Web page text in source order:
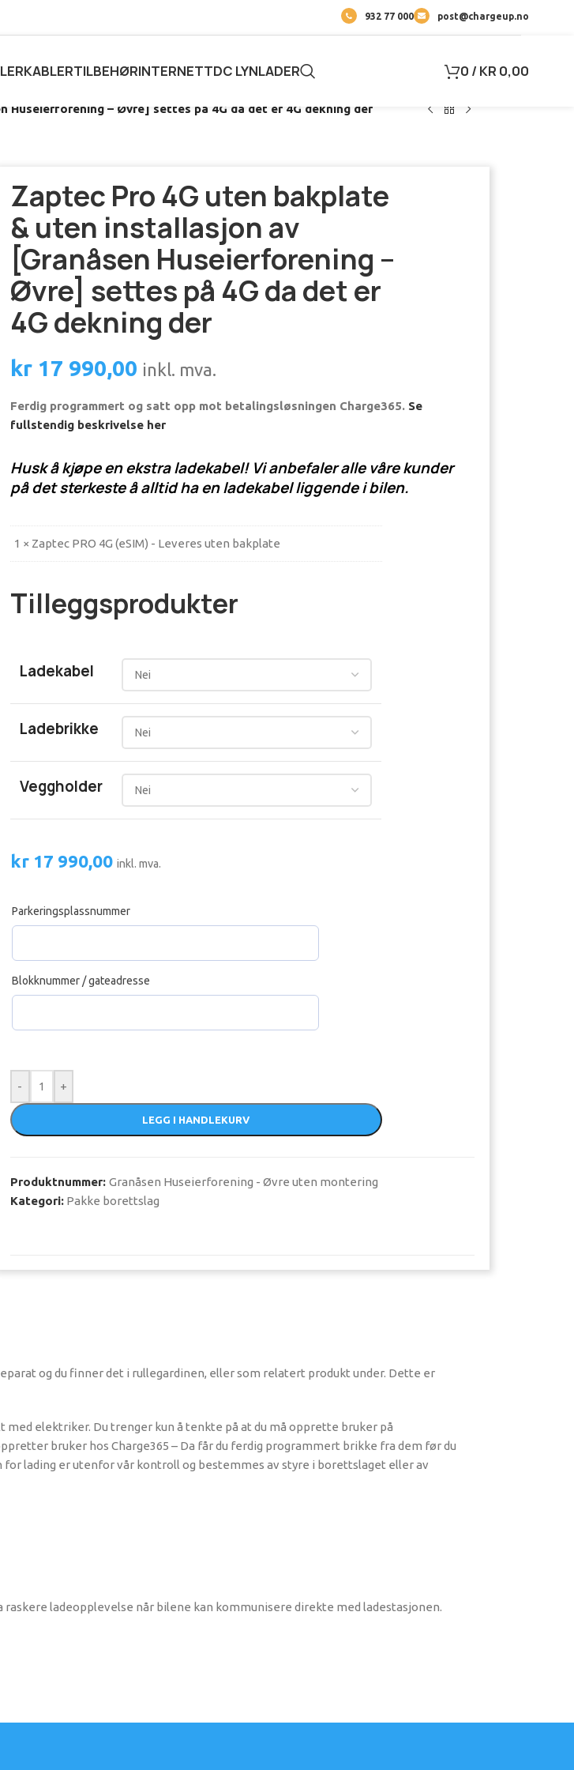
932 77 000 post@chargeup.no
KABLERTILBEHØRINTERNETTDC LYNLADER 0 / KR 0,00
– Øvre] settes på 4G da det er 4G dekning der
Zaptec Pro 4G uten bakplate
& uten installasjon av
[Granåsen Huseierforening –
Øvre] settes på 4G da det er
4G dekning der
kr17 990,00 inkl. mva.
Ferdig programmert og satt opp mot betalingsløsningen Charge365. Se
fullstendig beskrivelse her
Husk å kjøpe en ekstra ladekabel! Vi anbefaler alle våre kunder
på det sterkeste å alltid ha en ladekabel liggende i bilen.
1 × Zaptec PRO 4G (eSIM) - Leveres uten bakplate
Tilleggsprodukter
Ladekabel
Ladebrikke
Veggholder
kr17 990,00 inkl. mva.
Parkeringsplassnummer
Blokknummer / gateadresse
- +
LEGG I HANDLEKURV
Produktnummer: Granåsen Huseierforening - Øvre uten montering
Kategori: Pakke borettslag
og du finner det i rullegardinen, eller som relatert produkt under. Dette er
elektriker. Du trenger kun å tenkte på at du må opprette bruker på
bruker hos Charge365 – Da får du ferdig programmert brikke fra dem før du
lading er utenfor vår kontroll og bestemmes av styre i borettslaget eller av
raskere ladeopplevelse når bilene kan kommunisere direkte med ladestasjonen.